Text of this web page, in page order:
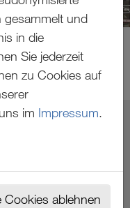
gesammelt und
in die
Sie jederzeit
zu Cookies auf
im Impressum.
Cookies ablehnen